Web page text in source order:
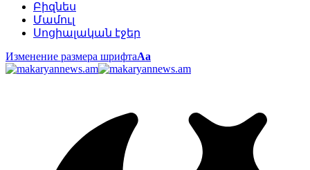
Բիզնես
Մամուլ
Սոցիալական էջեր
Изменение размера шрифтаАа